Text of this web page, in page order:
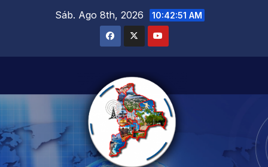
Sáb. Ago 8th, 2026 10:42:52 AM